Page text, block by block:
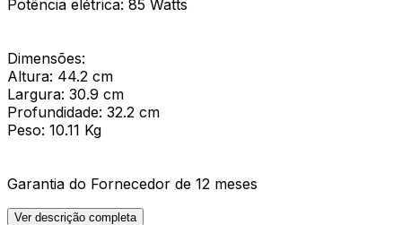
Potência elétrica: 85 Watts
Dimensões:
Altura: 44.2 cm
Largura: 30.9 cm
Profundidade: 32.2 cm
Peso: 10.11 Kg
Garantia do Fornecedor de 12 meses
Ver descrição completa